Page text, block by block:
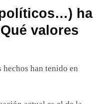
ha
valores
han tenido en